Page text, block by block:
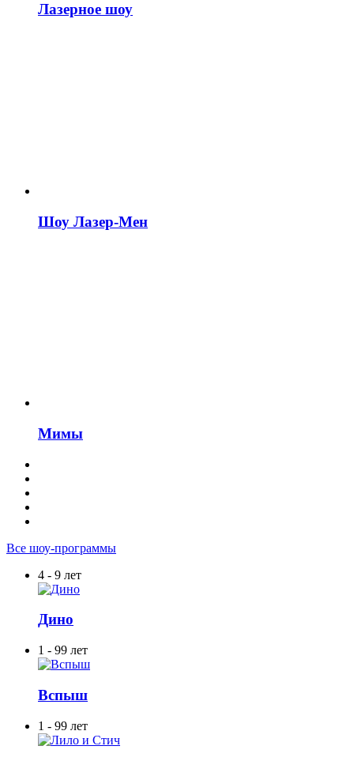
Лазерное шоу
Шоу Лазер-Мен
Мимы
Все шоу-программы
4 - 9 лет
Дино
1 - 99 лет
Вспыш
1 - 99 лет